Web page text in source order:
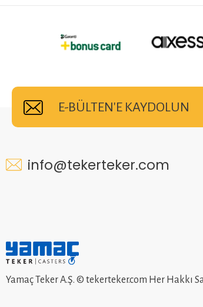
E-BÜLTEN'E KAYDOLUN
info@tekerteker.com
Yamaç Teker A.Ş. © tekerteker.com Her Hakkı